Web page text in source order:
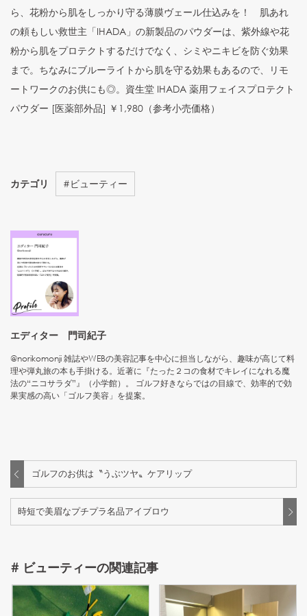
ら、花粉から肌をしっかり守る薄膜ヴェール仕込みを！ 肌あれ
の頼もしい救世主「IHADA」の新製品のパウダーは、紫外線や花
粉から肌をプロテクトするだけでなく、シミやニキビを防ぐ効果
まで。ちなみにブルーライトから肌を守る効果もあるので、リモ
ートワークのお供にも◎。資生堂 IHADA 薬用フェイスプロテクト
パウダー [医薬部外品] ￥1,980（参考小売価格）
カテゴリ #ビューティー
エディター 門司紀子
@norikomonji 雑誌やWEBの美容記事を中心に担当しながら、趣味が高じて料
理や弾丸旅の本も手掛ける。近著に『たった２コの食材でキレイになれる魔
法の“ニコサラダ”』（小学館）。 ゴルフ好きならではの目線で、効率的で効
果実感の高い「ゴルフ美容」を提案。
ゴルフのお供は〝うぶツヤ〟ケアリップ
時短で美眉なプチプラ名品アイブロウ
# ビューティーの関連記事